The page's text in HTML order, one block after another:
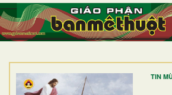
TIN
TRANG NHẤT
GIỚI THIỆU
DÒNG TU